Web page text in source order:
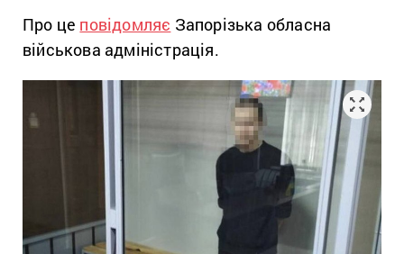
Про це повідомляє Запорізька обласна
військова адміністрація.